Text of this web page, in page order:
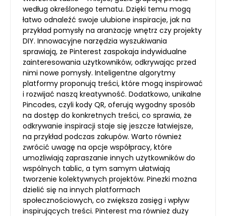
według określonego tematu. Dzięki temu mogą
łatwo odnaleźć swoje ulubione inspiracje, jak na
przykład pomysły na aranżację wnętrz czy projekty
DIY. Innowacyjne narzędzia wyszukiwania
sprawiają, że Pinterest zaspokaja indywidualne
zainteresowania użytkowników, odkrywając przed
nimi nowe pomysły. Inteligentne algorytmy
platformy proponują treści, które mogą inspirować
i rozwijać naszą kreatywność. Dodatkowo, unikalne
Pincodes, czyli kody QR, oferują wygodny sposób
na dostęp do konkretnych treści, co sprawia, że
odkrywanie inspiracji staje się jeszcze łatwiejsze,
na przykład podczas zakupów. Warto również
zwrócić uwagę na opcje współpracy, które
umożliwiają zapraszanie innych użytkowników do
wspólnych tablic, a tym samym ułatwiają
tworzenie kolektywnych projektów. Pinezki można
dzielić się na innych platformach
społecznościowych, co zwiększa zasięg i wpływ
inspirujących treści. Pinterest ma również duży